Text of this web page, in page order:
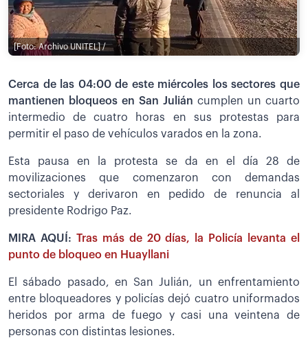
[Foto: Archivo UNITEL] /
Cerca de las 04:00 de este miércoles los sectores que
mantienen bloqueos en San Julián cumplen un cuarto
intermedio de cuatro horas en sus protestas para
permitir el paso de vehículos varados en la zona.
Esta pausa en la protesta se da en el día 28 de
movilizaciones que comenzaron con demandas
sectoriales y derivaron en pedido de renuncia al
presidente Rodrigo Paz.
MIRA AQUÍ: Tras más de 20 días, la Policía levanta el
punto de bloqueo en Huayllani
El sábado pasado, en San Julián, un enfrentamiento
entre bloqueadores y policías dejó cuatro uniformados
heridos por arma de fuego y casi una veintena de
personas con distintas lesiones.